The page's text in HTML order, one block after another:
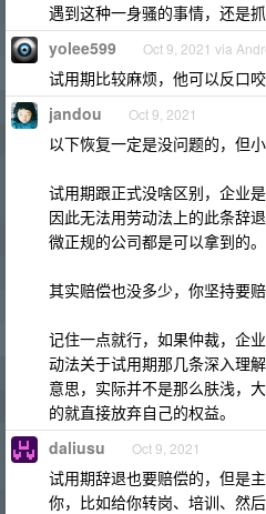
遇到这种一身骚的事情，还是
yolee599 Oct 9, 2021 via
试用期比较麻烦，他可以反口
jandou Oct 9, 2021
以下恢复一定是没问题的，但
试用期跟正式没啥区别，企业
因此无法用劳动法上的此条辞
微正规的公司都是可以拿到的。
其实赔偿也没多少，你坚持要赔
记住一点就行，如果仲裁，企
动法关于试用期那几条深入理
意思，实际并不是那么肤浅，
的就直接放弃自己的权益。
daliusu Oct 9, 2021
试用期辞退也要赔偿的，但是
你，比如给你转岗、培训、然